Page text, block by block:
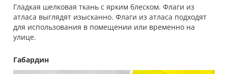
Гладкая шелковая ткань с ярким блеском. Флаги из
атласа выглядят изысканно. Флаги из атласа подходят
для использования в помещении или временно на
улице.
Габардин